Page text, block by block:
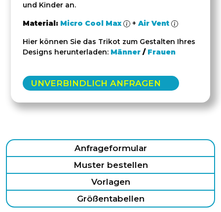
und Kinder an.
Material: Micro Cool Max + Air Vent
Hier können Sie das Trikot zum Gestalten Ihres
Designs herunterladen: Männer / Frauen
UNVERBINDLICH ANFRAGEN
Anfrageformular
Muster bestellen
Vorlagen
Größentabellen